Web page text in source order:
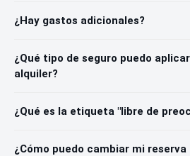
¿Hay gastos adicionales?
¿Qué tipo de seguro puedo
alquiler?
¿Qué es la etiqueta "libre de
¿Cómo puedo cambiar mi